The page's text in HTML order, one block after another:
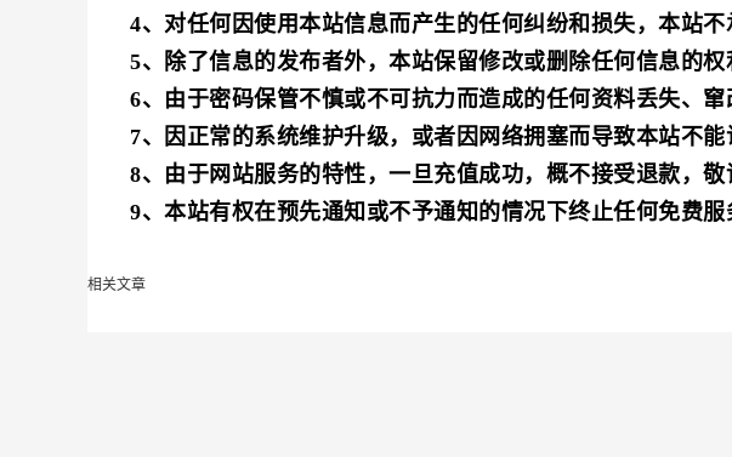
4、对任何因使用本站信息而产生的任何纠纷和损失，本站不
5、除了信息的发布者外，本站保留修改或删除任何信息的权
6、由于密码保管不慎或不可抗力而造成的任何资料丢失、窜
7、因正常的系统维护升级，或者因网络拥塞而导致本站不能
8、由于网站服务的特性，一旦充值成功，概不接受退款，敬
9、本站有权在预先通知或不予通知的情况下终止任何免费服
相关文章